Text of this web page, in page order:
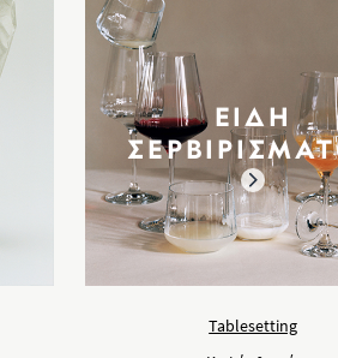
ΕΙΔΗ
Tablesetting